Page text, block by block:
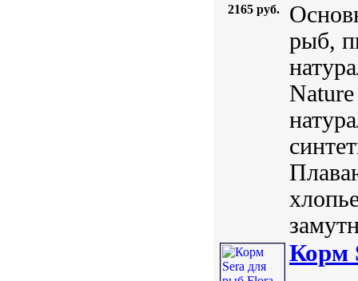
2165 руб.
рыб,
Корм